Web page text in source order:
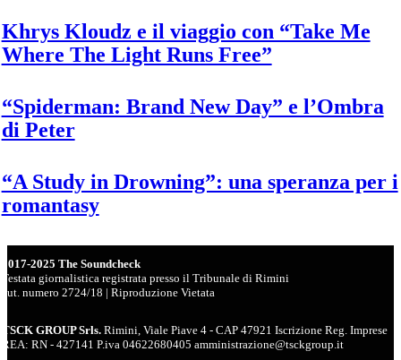
Khrys Kloudz e il viaggio con “Take Me
Where The Light Runs Free”
“Spiderman: Brand New Day” e l’Ombra
di Peter
“A Study in Drowning”: una speranza per i
romantasy
2017-2025 The Soundcheck
Testata giornalistica registrata presso il Tribunale di Rimini
aut. numero 2724/18 | Riproduzione Vietata
TSCK GROUP Srls.Rimini, Viale Piave 4 - CAP 47921 Iscrizione Reg. Imprese
REA: RN - 427141 P.iva 04622680405 amministrazione@tsckgroup.it